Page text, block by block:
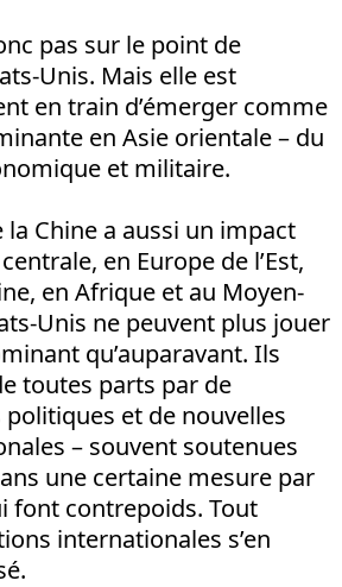
pas sur le point de
Unis. Mais elle est
en train d’émerger comme
en Asie orientale – du
et militaire.
la Chine a aussi un impact
en Europe de l’Est,
en Afrique et au Moyen-
Unis ne peuvent plus jouer
qu’auparavant. Ils
toutes parts par de
et de nouvelles
– souvent soutenues
une certaine mesure par
font contrepoids. Tout
internationales s’en